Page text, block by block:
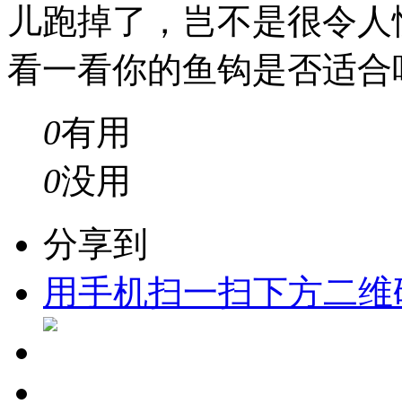
儿跑掉了，岂不是很令
看一看你的鱼钩是否适合
0有用
0没用
分享到
用手机扫一扫下方二